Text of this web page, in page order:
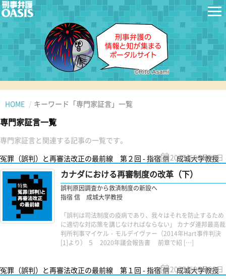
HOME キーワード「専門家証言」一覧
専門家証言一覧
専門家証言と関連する記事の一覧です。
冤罪（誤判）と再審法改正の最前線 第２回 - 指宿 信 成城大学教授
2025年06月07日
カナダにおける再審制度の改革（下）
誤判原因調査から救済制度の新設へ
指宿 信 成城大学教授
「誤判は司法制度の疫病であり、我々はそれを防止するため
に適切な対応策を講じなければならない」 カナダ連邦最高裁
判所判事マイケル・モルデイヴァー（2014年Hart事件判決
[1]より） ５ 2020年議会報告書 前章で紹 […]
冤罪（誤判）と再審法改正の最前線 第１回 - 指宿 信 成城大学教授
2025年06月06日